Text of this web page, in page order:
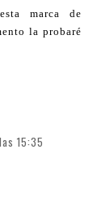
marca de
la probaré
15:35